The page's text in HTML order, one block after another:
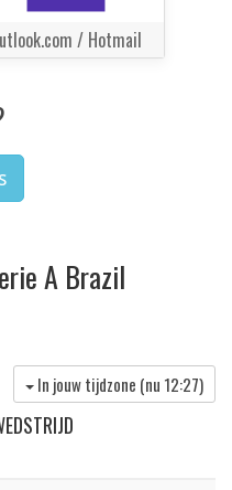
/ Hotmail
A Brazil
In jouw tijdzone (nu 12:27)